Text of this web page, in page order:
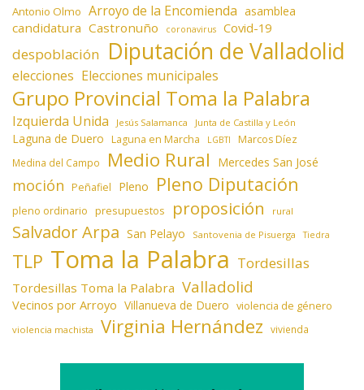
Antonio Olmo Arroyo de la Encomienda asamblea
candidatura Castronuño coronavirus Covid-19
despoblación Diputación de Valladolid
elecciones Elecciones municipales
Grupo Provincial Toma la Palabra
Izquierda Unida Jesús Salamanca Junta de Castilla y León
Laguna de Duero Laguna en Marcha LGBTI Marcos Díez
Medina del Campo Medio Rural Mercedes San José
moción Peñafiel Pleno Pleno Diputación
pleno ordinario presupuestos proposición rural
Salvador Arpa San Pelayo Santovenia de Pisuerga Tiedra
TLP Toma la Palabra Tordesillas
Tordesillas Toma la Palabra Valladolid
Vecinos por Arroyo Villanueva de Duero violencia de género
violencia machista Virginia Hernández vivienda